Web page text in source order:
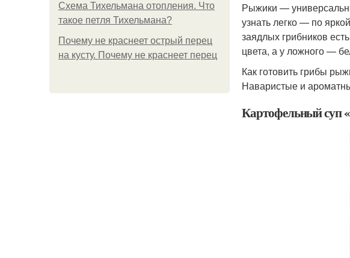
Схема Тихельмана отопления. Что
такое петля Тихельмана?
Почему не краснеет острый перец
на кусту. Почему не краснеет перец
Рыжики —
узнать легко — по
заядлых грибников
цвета, а у ложного —
Как готовить грибы
Наваристые и
Картофельный суп